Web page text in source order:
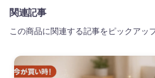
関連記事
この商品に関連する記事をピックアップ